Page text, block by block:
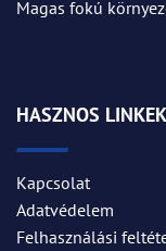
Magas fokú
HASZNOS LINKEK
Kapcsolat
Adatvédelem
Felhasználási